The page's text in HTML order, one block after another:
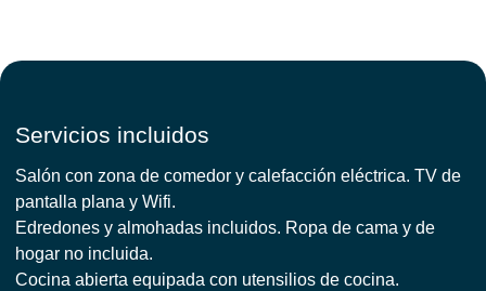
Servicios incluidos
Salón con zona de comedor y calefacción eléctrica. TV de
pantalla plana y Wifi.
Edredones y almohadas incluidos. Ropa de cama y de
hogar no incluida.
Cocina abierta equipada con utensilios de cocina.